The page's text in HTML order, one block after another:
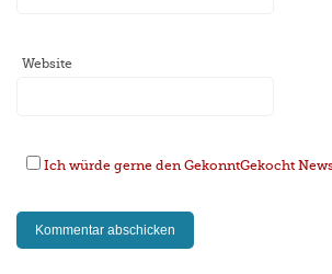
Website
Ich würde gerne den GekonntGekocht